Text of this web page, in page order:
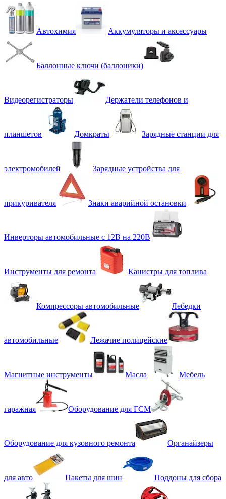
Автохимия Аккумуляторы и аксессуары
Баллонные ключи (баллоники)
Видеорегистраторы Держатели телефонов и
планшетов Домкраты Зарядные станции для
электромобилей Зарядные устройства для
прикуривателя Знаки аварийной остановки
Инверторы автомобильные с 12В на 220В
Инструменты для ремонта Канистры для топлива
Компрессоры автомобильные Лебедки
автомобильные Лежачие полицейские
Магнитные инструменты Масла Мебель
гаражная Оборудование для ГСМ
Оборудование для кузовного ремонта Органайзеры
для авто Пакеты для шин Поддоны для сбора